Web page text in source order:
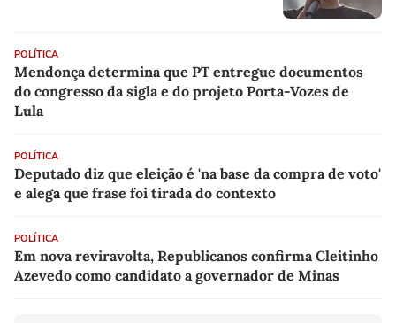
POLÍTICA
Mendonça determina que PT entregue documentos
do congresso da sigla e do projeto Porta-Vozes de
Lula
POLÍTICA
Deputado diz que eleição é 'na base da compra de voto'
e alega que frase foi tirada do contexto
POLÍTICA
Em nova reviravolta, Republicanos confirma Cleitinho
Azevedo como candidato a governador de Minas